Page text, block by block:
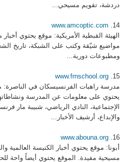
دردشة، تقويم مسيحي...
14.
www.amcoptic.com
الهيئة القبطية الأمريكية: موقع يحتوي
مواضيع شيّقة وكتب على الشبكة، تاريخ
ومطبوعات دورية...
15.
www.frnschool.org
مدرسة راهبات الفرنسيسكان في
يحتوي على معلومات عن المدرسة
الإجتماعية، النادي الرياضي، شبيبة مار
والإبداع، أرشيف الأخبار...
16.
www.abouna.org
أبونا: موقع يحتوي أخبار الكنيسة العالمية
مسيحية مفيدة. الموقع يحتوي أيضاً واحة